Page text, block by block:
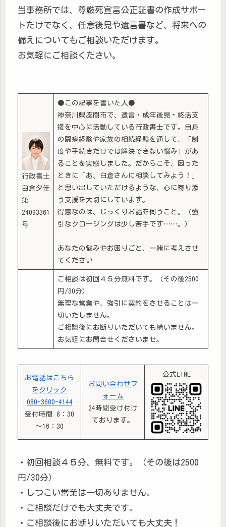
当事務所では、尊厳死宣言公正証書の作成サポー
トだけでなく、任意後見や遺言書など、将来への
備えについてもご相談いただけます。
お気軽にご相談ください。
行政書士
臼倉夕佳
第
24093361
号
●この記事を書いた人●
神奈川県座間市で、遺言・成年後見・終活支
援を中心に活動している行政書士です。自身
の闘病経験や家族の相続経験を通して、「制
度や手続きだけでは解決できない悩み」があ
ることを実感しました。だからこそ、困った
ときに「あ、臼倉さんに相談してみよう！」
と思い出していただけるような、心に寄り添
う支援を大切にしています。
得意なのは、じっくりお話を伺うこと。（強
引なクロージングは少し苦手です……。）
あなたの悩みやお困りごと、一緒に考えさせ
てください
ご相談は初回４５分無料です。（その後2500
円/30分）
無理な営業や、強引に契約をさせることは一
切いたしません。
ご相談後にお断りいただいても構いません。
お気軽にお問合せくださいませ。
お電話はこちら
をクリック
080-3600-4144
受付時間 8：30
～16：30
お問い合わせフ
ォーム
24時間受け付け
ております。
公式LINE
・初回相談４５分、無料です。（その後は2500
円/30分）
・しつこい営業は一切ありません。
・ご相談だけでも大丈夫です。
・ご相談後にお断りいただいても大丈夫！